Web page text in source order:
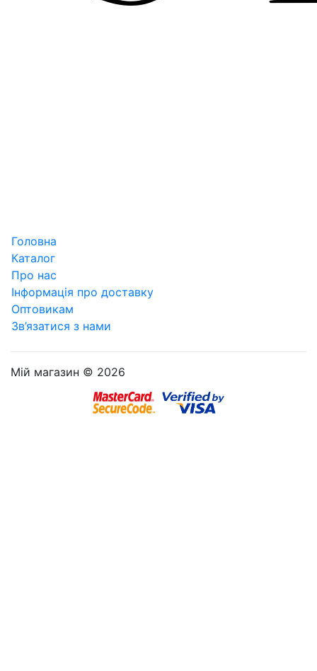
Головна
Каталог
Про нас
Інформація про доставку
Оптовикам
Зв’язатися з нами
Мій магазин © 2026